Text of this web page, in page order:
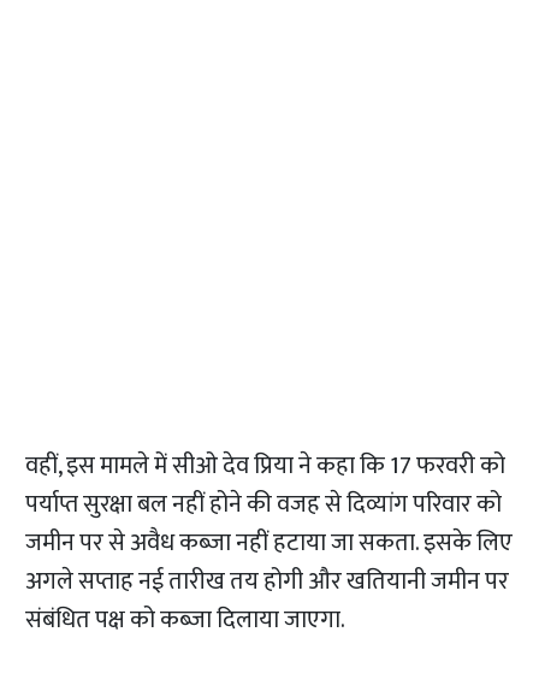
वहीं, इस मामले में सीओ देव प्रिया ने कहा कि 17 फरवरी को
पर्याप्त सुरक्षा बल नहीं होने की वजह से दिव्यांग परिवार को
जमीन पर से अवैध कब्जा नहीं हटाया जा सकता. इसके लिए
अगले सप्ताह नई तारीख तय होगी और खतियानी जमीन पर
संबंधित पक्ष को कब्जा दिलाया जाएगा.